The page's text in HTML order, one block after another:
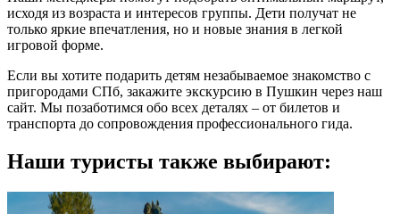
исходя из возраста и интересов группы. Дети получат не
только яркие впечатления, но и новые знания в легкой
игровой форме.
Если вы хотите подарить детям незабываемое знакомство с
пригородами СПб, закажите экскурсию в Пушкин через наш
сайт. Мы позаботимся обо всех деталях – от билетов и
транспорта до сопровождения профессионального гида.
Наши туристы также выбирают: